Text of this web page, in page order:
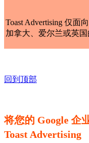
Toast Advertising 仅面
加拿大、爱尔兰或英国
回到顶部
将您的 Google 企
Toast Advertising